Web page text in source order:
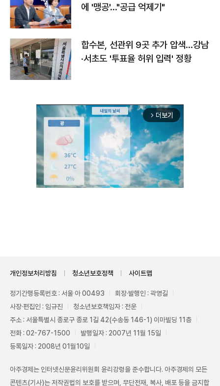
에 '맹공'…"공급 억제기"
합수본, 선관위 9곳 추가 압색…강남
·서초도 '투표율 허위 입력' 정황
arrow_forward_ios 더보기
개인정보처리방침 청소년보호정책 사이트맵
정기간행등록번호 : 서울 아 00493
회장·발행인 : 곽영길
사장·편집인 : 임규진
청소년보호책임자 : 전운
주소 : 서울특별시 종로구 종로 1길 42(수송동 146-1) 이마빌딩 11층
전화 : 02-767-1500
발행일자 : 2007년 11월 15일
등록일자 : 2008년 01월10일
아주경제는 인터넷신문윤리위원회 윤리강령을 준수합니다. 아주경제의 모든
콘텐츠(기사)는 저작권법의 보호를 받으며, 무단전재, 복사, 배포 등을 금지합